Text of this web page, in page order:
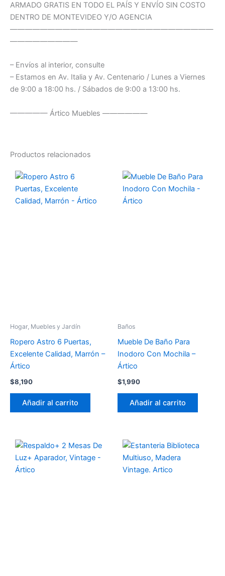
ARMADO GRATIS EN TODO EL PAÍS Y ENVÍO SIN COSTO
DENTRO DE MONTEVIDEO Y/O AGENCIA
———————————————————————————
—————————
– Envíos al interior, consulte
– Estamos en Av. Italia y Av. Centenario / Lunes a Viernes
de 9:00 a 18:00 hs. / Sábados de 9:00 a 13:00 hs.
————— Ártico Muebles ——————
Productos relacionados
Hogar, Muebles y Jardín
Ropero Astro 6 Puertas,
Excelente Calidad, Marrón –
Ártico
$8,190
Añadir al carrito
Baños
Mueble De Baño Para
Inodoro Con Mochila –
Ártico
$1,990
Añadir al carrito